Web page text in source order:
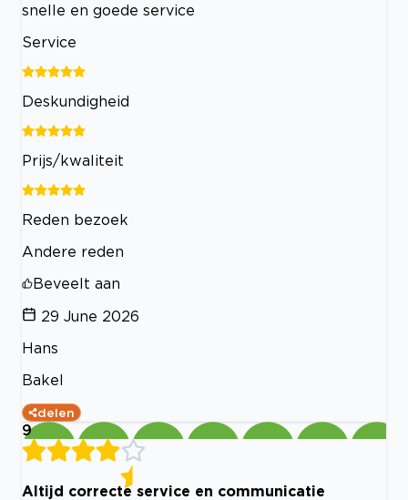
snelle en goede service
Service
Deskundigheid
Prijs/kwaliteit
Reden bezoek
Andere reden
Beveelt aan
29 June 2026
Hans
Bakel
delen
9
Altijd correcte service en communicatie